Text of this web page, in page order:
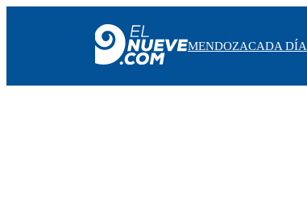
MENDOZACADA DÍA